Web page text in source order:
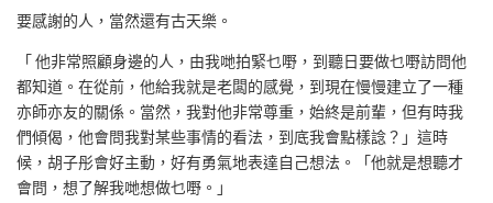
要感謝的人，當然還有古天樂。
「 他非常照顧身邊的人，由我哋拍緊乜嘢，到聽日要做乜嘢訪問他
都知道。在從前，他給我就是老闆的感覺，到現在慢慢建立了一種
亦師亦友的關係。當然，我對他非常尊重，始終是前輩，但有時我
們傾偈，他會問我對某些事情的看法，到底我會點樣諗？」這時
候，胡子彤會好主動，好有勇氣地表達自己想法。「他就是想聽才
會問，想了解我哋想做乜嘢。」